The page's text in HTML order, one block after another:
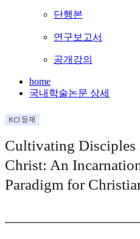
단행본
연구보고서
공개강의
home
국내학술논문 상세
Cultivating Disciples
Christ: An
Paradigm for